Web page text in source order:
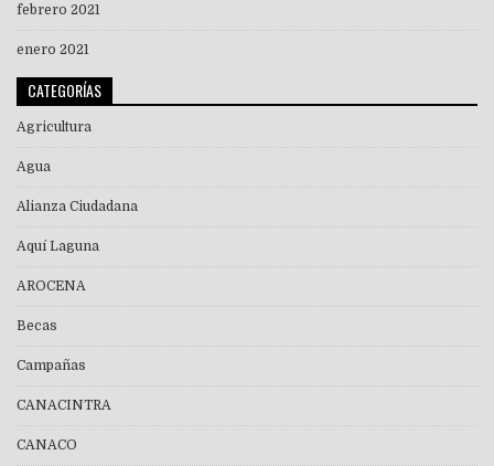
febrero 2021
enero 2021
CATEGORÍAS
Agricultura
Agua
Alianza Ciudadana
Aquí Laguna
AROCENA
Becas
Campañas
CANACINTRA
CANACO